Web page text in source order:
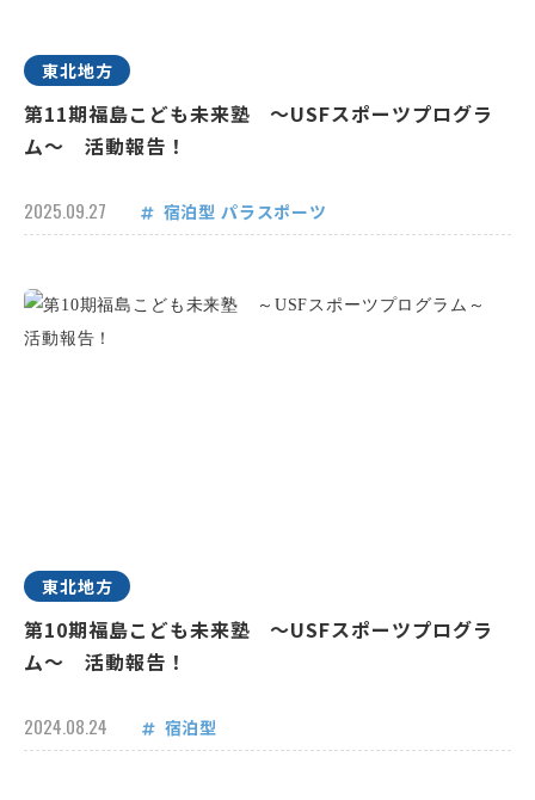
東北地方
第11期福島こども未来塾 ～USFスポーツプログラ
ム～ 活動報告！
2025.09.27 宿泊型 パラスポーツ
東北地方
第10期福島こども未来塾 ～USFスポーツプログラ
ム～ 活動報告！
2024.08.24 宿泊型